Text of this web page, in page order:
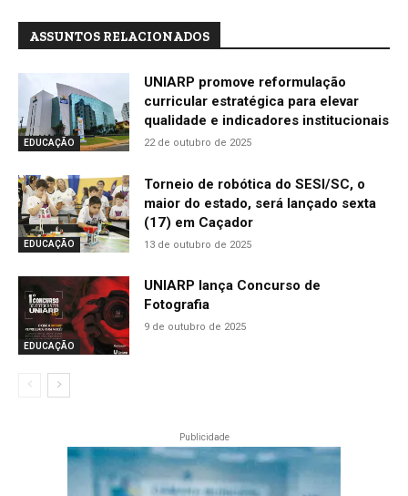
ASSUNTOS RELACIONADOS
EDUCAÇÃO
UNIARP promove reformulação
curricular estratégica para elevar
qualidade e indicadores institucionais
22 de outubro de 2025
EDUCAÇÃO
Torneio de robótica do SESI/SC, o
maior do estado, será lançado sexta
(17) em Caçador
13 de outubro de 2025
EDUCAÇÃO
UNIARP lança Concurso de
Fotografia
9 de outubro de 2025
Publicidade